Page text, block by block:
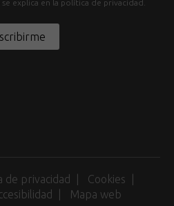
explica en la política de privacidad.
de privacidad
Cookies
Mapa web